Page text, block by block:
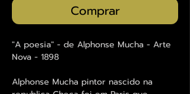
Comprar
"A poesia" - de Alphonse Mucha - Arte
Nova - 1898
Alphonse Mucha pintor nascido na